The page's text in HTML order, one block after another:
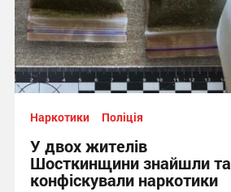
Наркотики Поліція
У двох жителів
Шосткинщини знайшли та
конфіскували наркотики